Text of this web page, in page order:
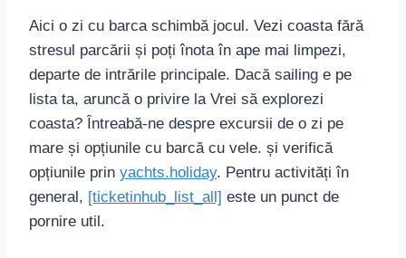
Aici o zi cu barca schimbă jocul. Vezi coasta fără
stresul parcării și poți înota în ape mai limpezi,
departe de intrările principale. Dacă sailing e pe
lista ta, aruncă o privire la Vrei să explorezi
coasta? Întreabă-ne despre excursii de o zi pe
mare și opțiunile cu barcă cu vele. și verifică
opțiunile prin yachts.holiday. Pentru activități în
general, [ticketinhub_list_all] este un punct de
pornire util.